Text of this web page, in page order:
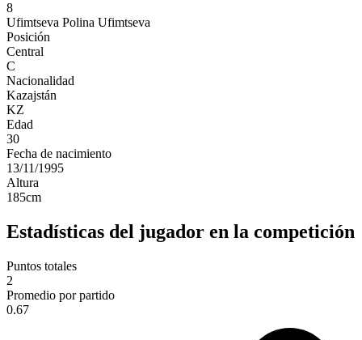
8
Ufimtseva Polina Ufimtseva
Posición
Central
C
Nacionalidad
Kazajstán
KZ
Edad
30
Fecha de nacimiento
13/11/1995
Altura
185cm
Estadísticas del jugador en la competición
Puntos totales
2
Promedio por partido
0.67